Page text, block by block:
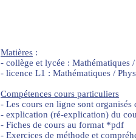
Matières :
- collège et lycée : Mathématiques
- licence L1 : Mathématiques /
Compétences cours particuliers
- Les cours en ligne sont
- explication (ré-explication) du
- Fiches de cours au format *pdf
- Exercices de méthode et